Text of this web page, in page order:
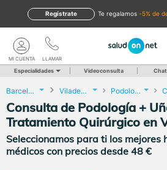
te regalamos -5% de
Regístrate
LLAMAR
MI CUENTA
Especialidades Videoconsulta
Barcelona Viladecans Podología
Consulta de Podología +
Tratamiento Quirúrgico en
Seleccionamos para ti los mejores
médicos con precios desde 48 €